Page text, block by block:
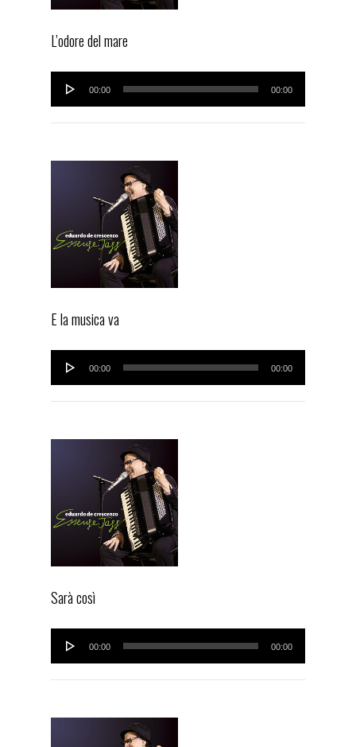
L’odore del mare
Audio
Player
00:00 00:00
E la musica va
Audio
Player
00:00 00:00
Sarà così
Audio
Player
00:00 00:00